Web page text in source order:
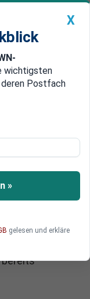
Premium
China
israelische
bereits
X
wichtigsten
deren Postfach
»
gelesen und erkläre